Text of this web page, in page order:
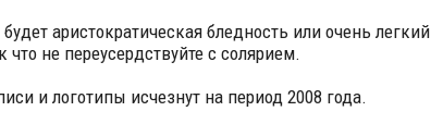
аристократическая бледность или очень легкий
что не переусердствуйте с солярием.
и логотипы исчезнут на период 2008 года.